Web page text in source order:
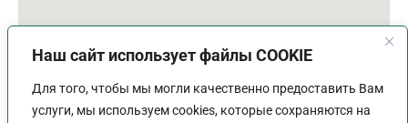
Наш сайт использует файлы COOKIE
Для того, чтобы мы могли качественно предоставить Вам
услуги, мы используем cookies, которые сохраняются на